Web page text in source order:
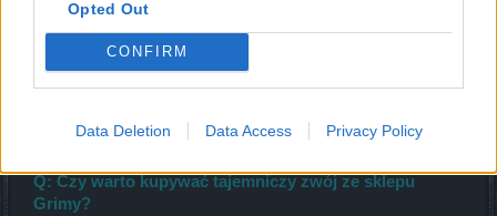
Opted Out
CONFIRM
Data Deletion Data Access Privacy Policy
A: Istnieją dwie możliwości: albo wyzwanie jeszcze się nie
dla tego wyzwania.
Q: Czy istnieje różnica w dropie z amfor w odniesieniu
A: Nie.
Q: Czy warto kupywać tajemniczy zwój ze sklepu
Grimy?